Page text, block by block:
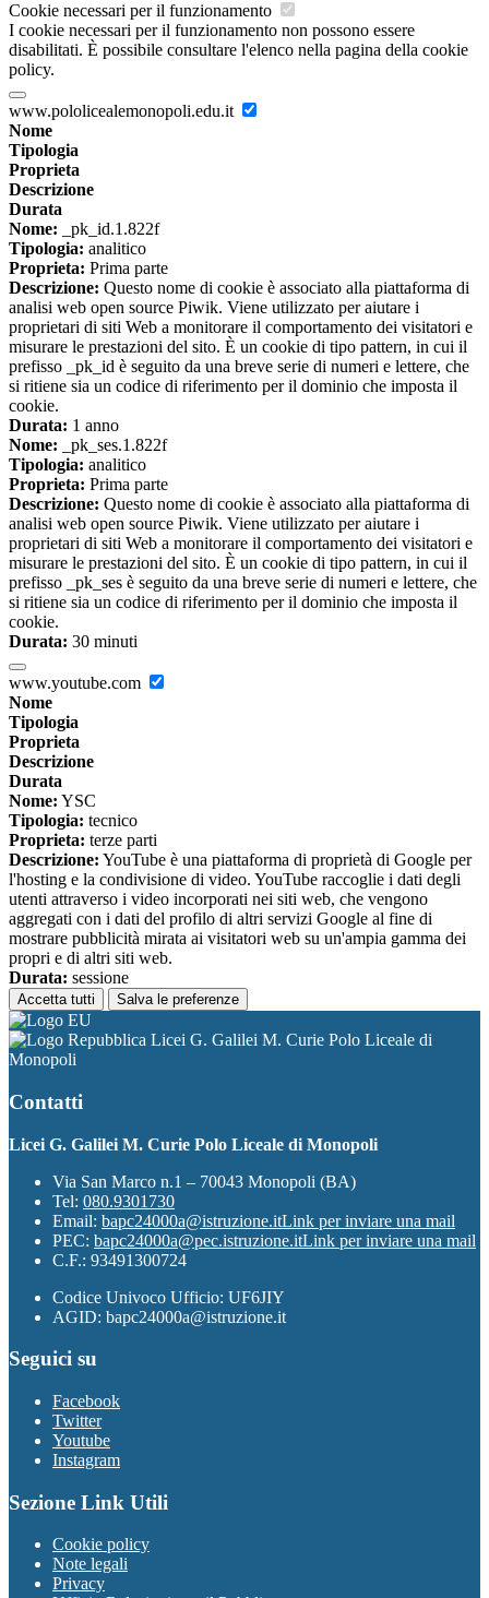
Cookie necessari per il funzionamento
I cookie necessari per il funzionamento non possono essere
disabilitati. È possibile consultare l'elenco nella pagina della cookie
policy.
www.pololicealemonopoli.edu.it
Nome
Tipologia
Proprieta
Descrizione
Durata
Nome: _pk_id.1.822f
Tipologia: analitico
Proprieta: Prima parte
Descrizione: Questo nome di cookie è associato alla piattaforma di
analisi web open source Piwik. Viene utilizzato per aiutare i
proprietari di siti Web a monitorare il comportamento dei visitatori e
misurare le prestazioni del sito. È un cookie di tipo pattern, in cui il
prefisso _pk_id è seguito da una breve serie di numeri e lettere, che
si ritiene sia un codice di riferimento per il dominio che imposta il
cookie.
Durata: 1 anno
Nome: _pk_ses.1.822f
Tipologia: analitico
Proprieta: Prima parte
Descrizione: Questo nome di cookie è associato alla piattaforma di
analisi web open source Piwik. Viene utilizzato per aiutare i
proprietari di siti Web a monitorare il comportamento dei visitatori e
misurare le prestazioni del sito. È un cookie di tipo pattern, in cui il
prefisso _pk_ses è seguito da una breve serie di numeri e lettere, che
si ritiene sia un codice di riferimento per il dominio che imposta il
cookie.
Durata: 30 minuti
www.youtube.com
Nome
Tipologia
Proprieta
Descrizione
Durata
Nome: YSC
Tipologia: tecnico
Proprieta: terze parti
Descrizione: YouTube è una piattaforma di proprietà di Google per
l'hosting e la condivisione di video. YouTube raccoglie i dati degli
utenti attraverso i video incorporati nei siti web, che vengono
aggregati con i dati del profilo di altri servizi Google al fine di
mostrare pubblicità mirata ai visitatori web su un'ampia gamma dei
propri e di altri siti web.
Durata: sessione
Accetta tutti Salva le preferenze
Licei G. Galilei M. Curie Polo Liceale di
Monopoli
Contatti
Licei G. Galilei M. Curie Polo Liceale di Monopoli
Via San Marco n.1 – 70043 Monopoli (BA)
Tel: 080.9301730
Email: bapc24000a@istruzione.itLink per inviare una mail
PEC: bapc24000a@pec.istruzione.itLink per inviare una mail
C.F.: 93491300724
Codice Univoco Ufficio: UF6JIY
AGID: bapc24000a@istruzione.it
Seguici su
Facebook
Twitter
Youtube
Instagram
Sezione Link Utili
Cookie policy
Note legali
Privacy